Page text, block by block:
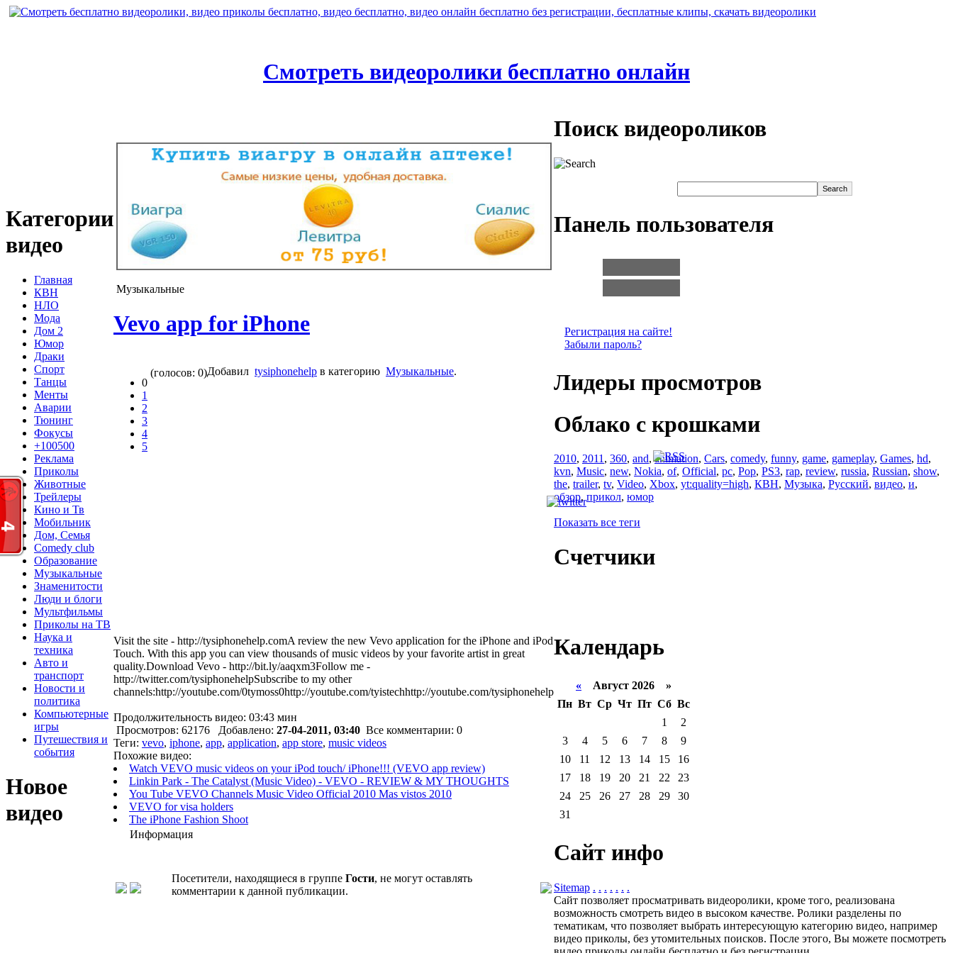
Смотреть видеоролики бесплатно онлайн
Категории
видео
Главная
КВН
НЛО
Мода
Дом 2
Юмор
Драки
Спорт
Танцы
Менты
Аварии
Тюнинг
Фокусы
+100500
Реклама
Приколы
Животные
Трейлеры
Кино и Тв
Мобильник
Дом, Семья
Comedy club
Образование
Музыкальные
Знаменитости
Люди и блоги
Мультфильмы
Приколы на ТВ
Наука и
техника
Авто и
транспорт
Новости и
политика
Компьютерные
игры
Путешествия и
события
Новое
видео
Музыкальные
Vevo app for iPhone
0
1
2
3
4
5
(голосов: 0)Добавил tysiphonehelp в категорию Музыкальные.
Visit the site - http://tysiphonehelp.comA review the new Vevo application for the iPhone and iPod
Touch. With this app you can view thousands of music videos by your favorite artist in great
quality.Download Vevo - http://bit.ly/aaqxm3Follow me -
http://twitter.com/tysiphonehelpSubscribe to my other
channels:http://youtube.com/0tymoss0http://youtube.com/tyistechhttp://youtube.com/tysiphonehelp
Продолжительность видео: 03:43 мин
Просмотров: 62176 Добавлено: 27-04-2011, 03:40 Все комментарии: 0
Теги: vevo, iphone, app, application, app store, music videos
Похожие видео:
Watch VEVO music videos on your iPod touch/ iPhone!!! (VEVO app review)
Linkin Park - The Catalyst (Music Video) - VEVO - REVIEW & MY THOUGHTS
You Tube VEVO Channels Music Video Official 2010 Mas vistos 2010
VEVO for visa holders
The iPhone Fashion Shoot
Информация
Посетители, находящиеся в группе Гости, не могут оставлять
комментарии к данной публикации.
Поиск видеороликов
Панель пользователя
Регистрация на сайте!
Забыли пароль?
Лидеры просмотров
Облако с крошками
2010, 2011 , 360, and,animation, Cars, comedy, funny, game, gameplay, Games, hd,
kvn, Music, new, Nokia, of, Official, pc, Pop, PS3, rap, review, russia, Russian, show,
the, trailer, tv, Video, Xbox, yt:quality=high, КВН, Музыка, Русский, видео, и,
обзор, прикол, юмор
Показать все теги
Счетчики
Календарь
« Август 2026 »
Пн Вт Ср Чт Пт Сб Вс
1
2
3
4 5 6 7 8
9
10
11 12 13 14 15
16
17
18 19 20 21 22
23
24
25 26 27 28 29
30
31
Сайт инфо
Sitemap . . . . . . .
Сайт позволяет просматривать видеоролики, кроме того, реализована
возможность смотреть видео в высоком качестве. Ролики разделены по
тематикам, что позволяет выбрать интересующую категорию видео, например
видео приколы, без утомительных поисков. После этого, Вы можете посмотреть